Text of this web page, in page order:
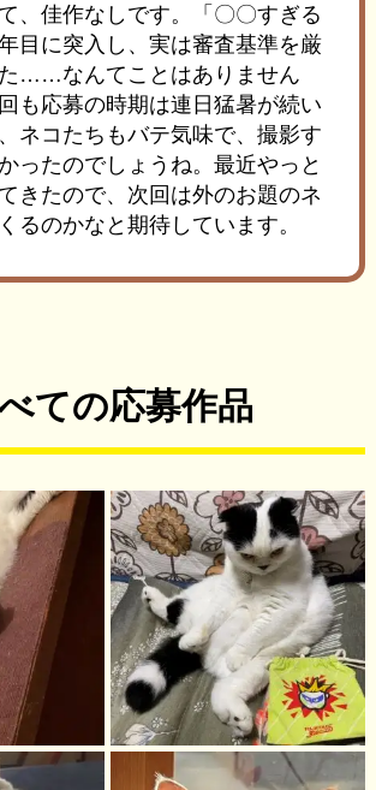
、佳作なしです。「〇〇すぎる
目に突入し、実は審査基準を厳
……なんてことはありません
も応募の時期は連日猛暑が続い
ネコたちもバテ気味で、撮影す
ったのでしょうね。最近やっと
きたので、次回は外のお題のネ
るのかなと期待しています。
ての応募作品